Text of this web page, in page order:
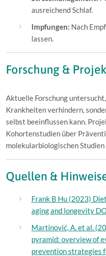
ausreichend Schlaf.
Impfungen: Nach
lassen.
Forschung &
Aktuelle Forschung
Krankheiten verhindern,
selbst beeinflussen kann.
Kohortenstudien über
molekularbiologischen
Quellen &
Frank B Hu (2023)
aging and longevity
Martinović, A. et al.
pyramid: overview of
prevention strategies